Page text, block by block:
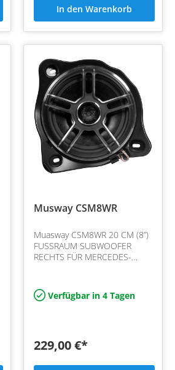
In den Warenkorb
Musway CSM8WR
Muasway CSM8WR 20 CM (8”)
FUSSRAUM SUBWOOFER
RECHTS FÜR MERCEDES-
Membranen und effiziente
Neodym-Magnet-Antrieb…
Verfügbar in 4 Tagen
229,00 €*